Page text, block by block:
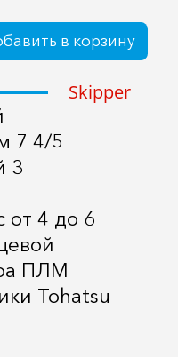
в корзину
Skipper
7 4/5
3
от 4 до 6
ПЛМ
Tohatsu